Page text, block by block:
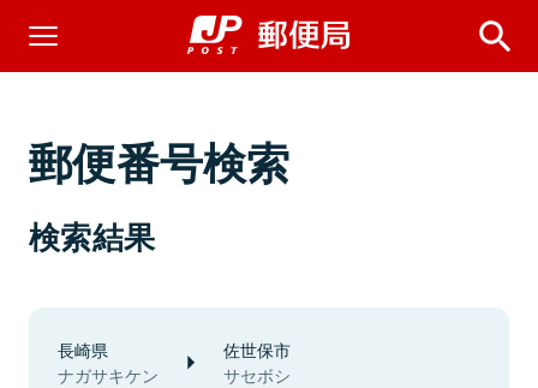
郵便番号検索
検索結果
長崎県
ナガサキケン
佐世保市
サセボシ